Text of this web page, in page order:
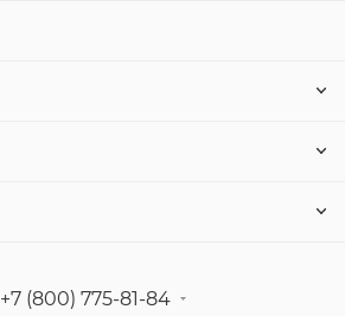
+7 (800) 775-81-84